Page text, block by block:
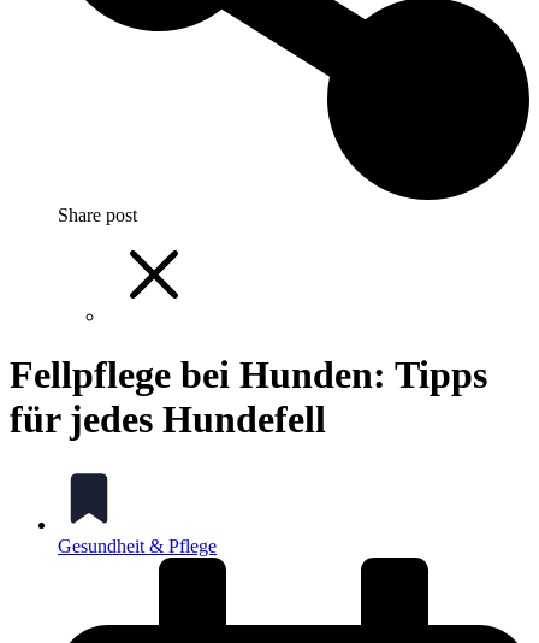
Share post
Fellpflege bei Hunden: Tipps
für jedes Hundefell
Gesundheit & Pflege